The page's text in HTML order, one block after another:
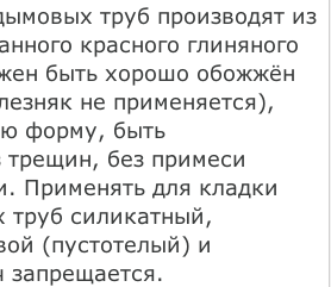
труб производят из
красного глиняного
быть хорошо обожжён
не применяется),
форму, быть
без примеси
Применять для кладки
силикатный,
(пустотелый) и
запрещается.